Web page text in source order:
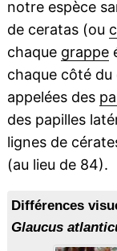
notre espèce
de ceratas (ou
chaque grappe
chaque côté
appelées des
des papilles
lignes de
(au lieu de 84).
Différences
Glaucus